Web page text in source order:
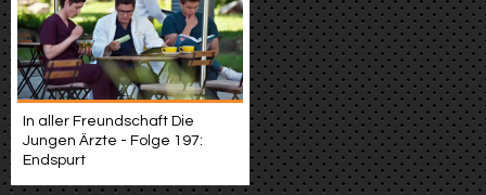
In aller Freundschaft Die
Jungen Ärzte - Folge 197:
Endspurt